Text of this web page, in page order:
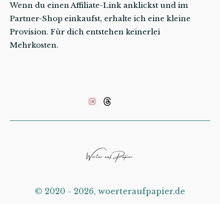
Wenn du einen Affiliate-Link anklickst und im
Partner-Shop einkaufst, erhalte ich eine kleine
Provision. Für dich entstehen keinerlei
Mehrkosten.
©️ 2020 - 2026, woerteraufpapier.de